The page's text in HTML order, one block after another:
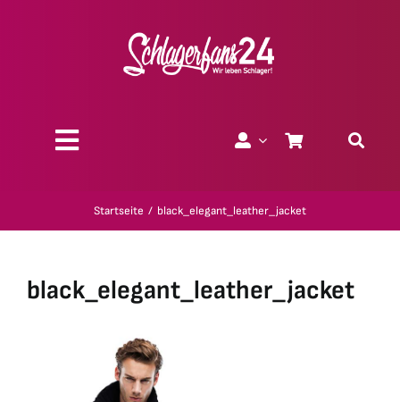
Toggle
Kollektionen
Startseite black_elegant_leather_jacket
black_elegant_leather_jacket